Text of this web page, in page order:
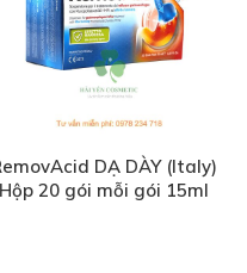
RemovAcid DẠ DÀY (Italy)
Hộp 20 gói mỗi gói 15ml